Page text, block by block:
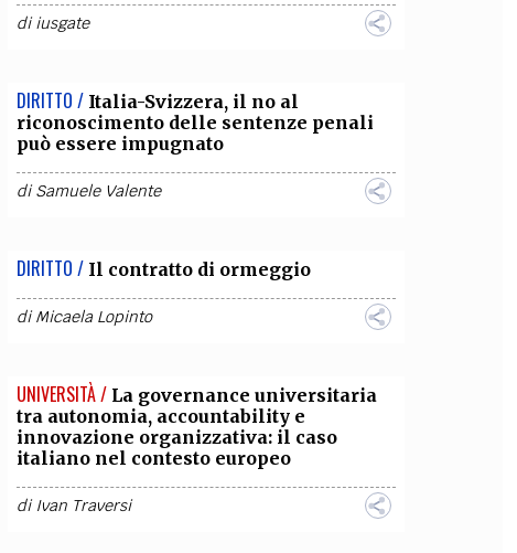
diiusgate
DIRITTO / Italia-Svizzera, il no al
riconoscimento delle sentenze penali
può essere impugnato
diSamuele Valente
DIRITTO / Il contratto di ormeggio
diMicaela Lopinto
UNIVERSITÀ / La governance universitaria
tra autonomia, accountability e
innovazione organizzativa: il caso
italiano nel contesto europeo
di Ivan Traversi